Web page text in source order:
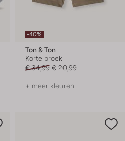
-40%
Ton & Ton
Korte broek
€ 34,99 € 20,99
+ meer kleuren